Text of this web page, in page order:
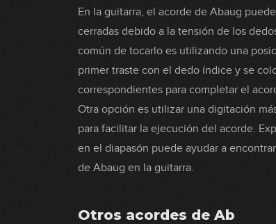
En la guitarra, el acorde de Abaug
cerradas debido a la tensión de los
común de tocarlo es utilizando una
primer traste con el dedo índice y se
correspondientes para completar el
Otra opción es utilizar una digitación
para facilitar la ejecución del acorde.
en el diapasón puede ayudar a
de Abaug en la guitarra.
Otros acordes de Ab